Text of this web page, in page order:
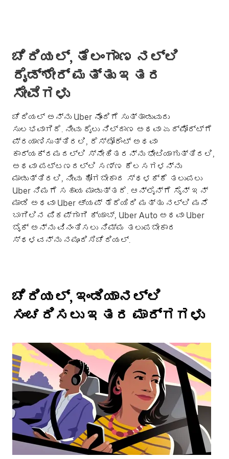
ಚೆರಿಯಲ್, ತೆಲಂಗಾಣ ನಲ್ಲಿ
ರೈಡ್‌ಶೇರ್ ಮತ್ತು ಇತರ
ಸೇವೆಗಳು
ಚೆರಿಯಲ್ ಅನ್ನು Uber ನೊಂದಿಗೆ ಸುತ್ತಾಡುವುದು
ಸುಲಭವಾಗಿದೆ. ನೀವು ರೈಲು ನಿಲ್ದಾಣ ಅಥವಾ ಏರ್‌ಪೋರ್ಟ್‌ಗೆ
ಪ್ರಯಾಣಿಸುತ್ತಿರಲಿ, ರೆಸ್ಟೋರೆಂಟ್ ಅಥವಾ
ಕಾರ್ಯಕ್ರಮದಲ್ಲಿ ಸ್ನೇಹಿತರನ್ನು ಭೇಟಿಯಾಗುತ್ತಿರಲಿ,
ಅಥವಾ ಪಟ್ಟಣದಲ್ಲಿ ಸಣ್ಣ ಕೆಲಸಗಳನ್ನು
ಮಾಡುತ್ತಿರಲಿ, ನೀವು ಹೋಗಬೇಕಾದ ಸ್ಥಳಕ್ಕೆ ತಲುಪಲು
Uber ನಿಮಗೆ ಸಹಾಯ ಮಾಡುತ್ತದೆ. ಆನ್‌ಲೈನ್‌ಗೆ ಸೈನ್ ಇನ್
ಮಾಡಿ ಅಥವಾ Uber ಆ್ಯಪ್ ತೆರೆಯಿರಿ ಮತ್ತು ನಲ್ಲಿ ಮನೆ
ಬಾಗಿಲಿನ ಪಿಕಪ್‌ಗಾಗಿ ಕ್ಯಾಬ್, Uber Auto ಅಥವಾ Uber
ಬೈಕ್ ಅನ್ನು ವಿನಂತಿಸಲು ನಿಮ್ಮ ತಲುಪಬೇಕಾದ
ಸ್ಥಳವನ್ನು ನಮೂದಿಸಿಚೆರಿಯಲ್.
ಚೆರಿಯಲ್, ಇಂಡಿಯಾನಲ್ಲಿ
ಸಂಚರಿಸಲು ಇತರ ಮಾರ್ಗಗಳು